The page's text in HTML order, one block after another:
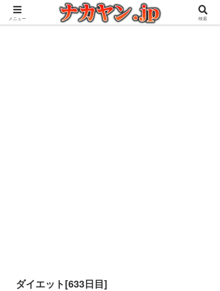
アウトドアとガジェット好きな管理人の愉快な日々を綴るブログ
ダイエット[633日目]
メニュー 検索